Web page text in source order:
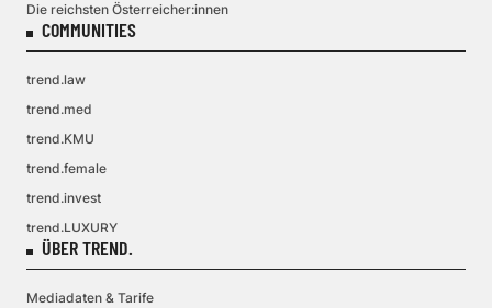
Die reichsten Österreicher:innen
COMMUNITIES
trend.law
trend.med
trend.KMU
trend.female
trend.invest
trend.LUXURY
ÜBER TREND.
Mediadaten & Tarife